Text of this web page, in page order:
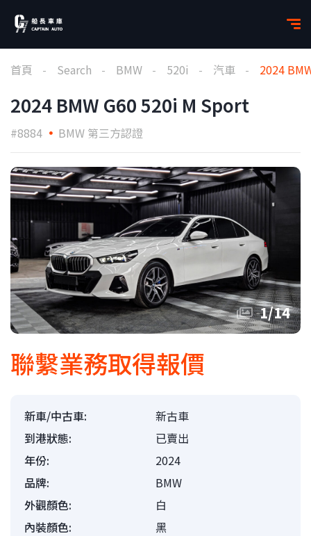
首頁 Search BMW 520i 汽車 2024
2024 BMW G60 520i M Sport
#8884 BMW 第三方認證
1/14
聯繫業務取得報價
新車/中古車:
新古車
到港狀態:
已賣出
年份:
2024
品牌:
BMW
外觀顏色:
白
內裝顏色:
黑